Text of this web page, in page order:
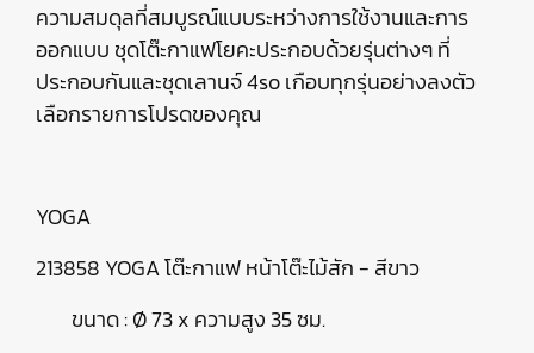
ความสมดุลที่สมบูรณ์แบบระหว่างการใช้งานและการ
ออกแบบ ชุดโต๊ะกาแฟโยคะประกอบด้วยรุ่นต่างๆ ที่
ประกอบกันและชุดเลานจ์ 4so เกือบทุกรุ่นอย่างลงตัว
เลือกรายการโปรดของคุณ
YOGA
213858 YOGA โต๊ะกาแฟ หน้าโต๊ะไม้สัก - สีขาว
ขนาด : Ø 73 x ความสูง 35 ซม.